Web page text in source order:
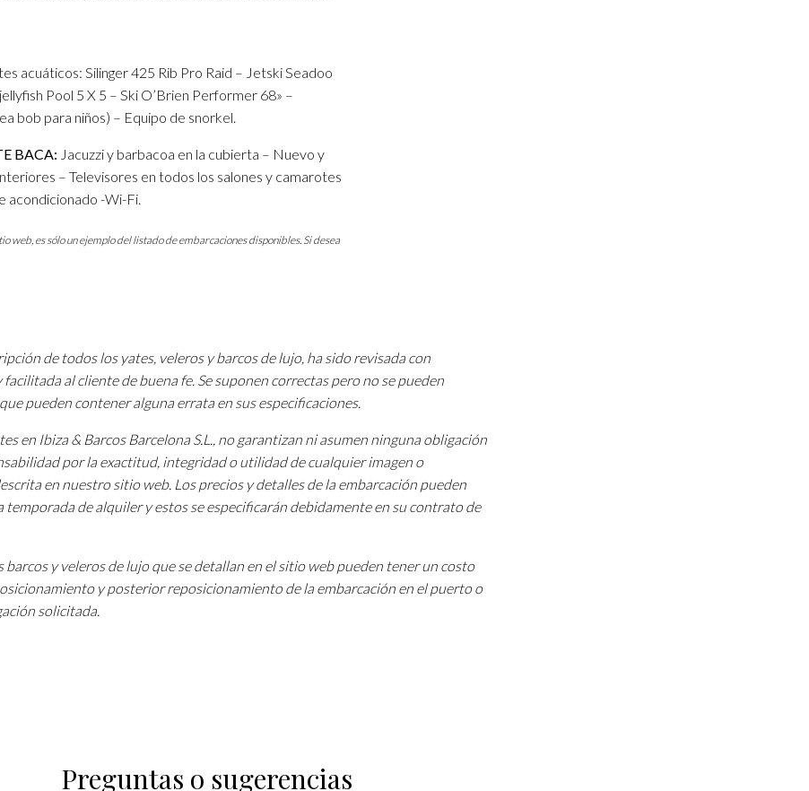
acuáticos: Silinger 425 Rib Pro Raid – Jetski Seadoo
Pool 5 X 5 – Ski O’Brien Performer 68» –
bob para niños) – Equipo de snorkel.
BACA: Jacuzzi y barbacoa en la cubierta – Nuevo y
– Televisores en todos los salones y camarotes
acondicionado -Wi-Fi.
web, es sólo un ejemplo del listado de embarcaciones disponibles. Si desea
de todos los yates, veleros y barcos de lujo, ha sido revisada con
al cliente de buena fe. Se suponen correctas pero no se pueden
pueden contener alguna errata en sus especificaciones.
en Ibiza & Barcos Barcelona S.L., no garantizan ni asumen ninguna obligación
por la exactitud, integridad o utilidad de cualquier imagen o
en nuestro sitio web. Los precios y detalles de la embarcación pueden
temporada de alquiler y estos se especificarán debidamente en su contrato de
barcos y veleros de lujo que se detallan en el sitio web pueden tener un costo
y posterior reposicionamiento de la embarcación en el puerto o
solicitada.
Preguntas o sugerencias